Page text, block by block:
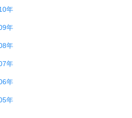
年
年
年
年
年
年